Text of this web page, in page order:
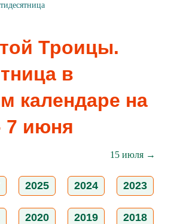
Троицы.
в
календаре на
7 июня
15 июля →
2025 2024 2023
2020 2019 2018